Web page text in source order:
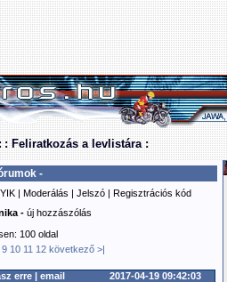
: Feliratkozás a levlistára :
-
| Moderálás | Jelszó | Regisztrációs kód
- új hozzászólás
100 oldal
9 10 11 12 következő >|
erre | email
2017-04-19 09:42:03